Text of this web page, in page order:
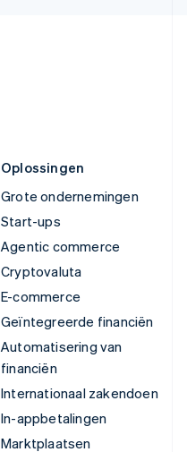
Oplossingen
Grote ondernemingen
Start-ups
Agentic commerce
Cryptovaluta
E-commerce
Geïntegreerde financiën
Automatisering van
financiën
Internationaal zakendoen
In-appbetalingen
Marktplaatsen